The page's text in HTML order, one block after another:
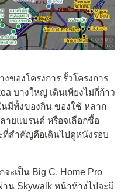
งของโครงการ รั้วโครงการ
บางใหญ่ เดินเพียงไม่กี่ก้าว
นมีทั้งของกิน ของใช้ หลาก
ายแบรนด์ หรือจเลือกซื้อ
ที่สำคัญคือเดินไปดูหนังรอบ
จะเป็น Big C, Home Pro
น Skywalk หน้าห้างไปจะมี